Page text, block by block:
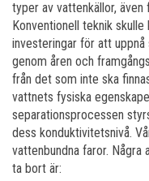
typer av vattenkällor,
Konventionell teknik
investeringar för att uppnå
genom åren och
från det som inte ska
vattnets fysiska
separationsprocessen
dess konduktivitetsnivå.
vattenbundna faror. Några
ta bort är: